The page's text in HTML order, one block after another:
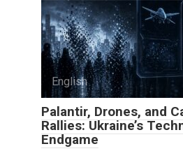
English
Palantir, Drones, and
Rallies: Ukraine’s
Endgame